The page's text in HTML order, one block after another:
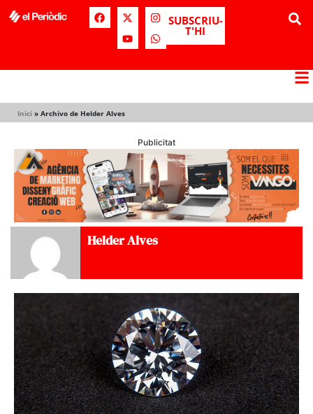
SUBSCRIU-
T'HI
Inici » Archivo de Helder Alves
Publicitat
Helder Alves